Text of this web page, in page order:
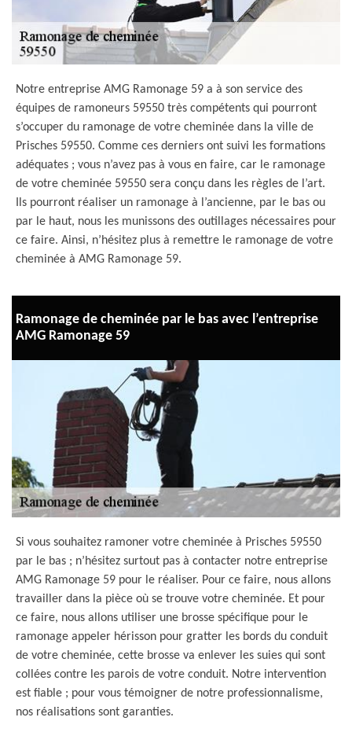
Notre entreprise AMG Ramonage 59 a à son service des
équipes de ramoneurs 59550 très compétents qui pourront
s’occuper du ramonage de votre cheminée dans la ville de
Prisches 59550. Comme ces derniers ont suivi les formations
adéquates ; vous n’avez pas à vous en faire, car le ramonage
de votre cheminée 59550 sera conçu dans les règles de l’art.
Ils pourront réaliser un ramonage à l’ancienne, par le bas ou
par le haut, nous les munissons des outillages nécessaires pour
ce faire. Ainsi, n’hésitez plus à remettre le ramonage de votre
cheminée à AMG Ramonage 59.
Ramonage de cheminée par le bas avec l’entreprise
AMG Ramonage 59
Si vous souhaitez ramoner votre cheminée à Prisches 59550
par le bas ; n’hésitez surtout pas à contacter notre entreprise
AMG Ramonage 59 pour le réaliser. Pour ce faire, nous allons
travailler dans la pièce où se trouve votre cheminée. Et pour
ce faire, nous allons utiliser une brosse spécifique pour le
ramonage appeler hérisson pour gratter les bords du conduit
de votre cheminée, cette brosse va enlever les suies qui sont
collées contre les parois de votre conduit. Notre intervention
est fiable ; pour vous témoigner de notre professionnalisme,
nos réalisations sont garanties.